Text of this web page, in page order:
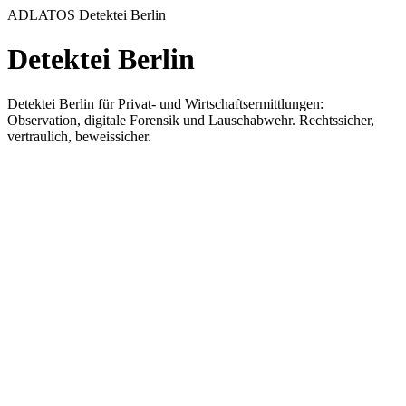
ADLATOS Detektei Berlin
Detektei Berlin
Detektei Berlin für Privat- und Wirtschaftsermittlungen:
Observation, digitale Forensik und Lauschabwehr. Rechtssicher,
vertraulich, beweissicher.